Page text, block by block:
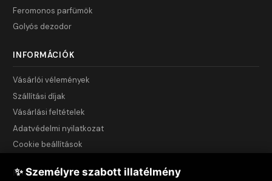
Feromonos parfümök
Golyós dezodor
INFORMÁCIÓK
Vásárlói vélemények
Szállítási díjak
Vásárlási feltételek
Adatvédelmi nyilatkozat
Cookie beállítások
KAPCSOLAT
✨ Személyre szabott illatélmény